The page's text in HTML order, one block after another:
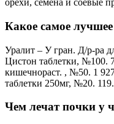
орехи, семена и соевые
Какое самое
Уралит – У гран. Д/р-ра
Цистон таблетки, №100.
кишечнораст. , №50. 1
таблетки 250мг, №20. 119.
Чем лечат почки у